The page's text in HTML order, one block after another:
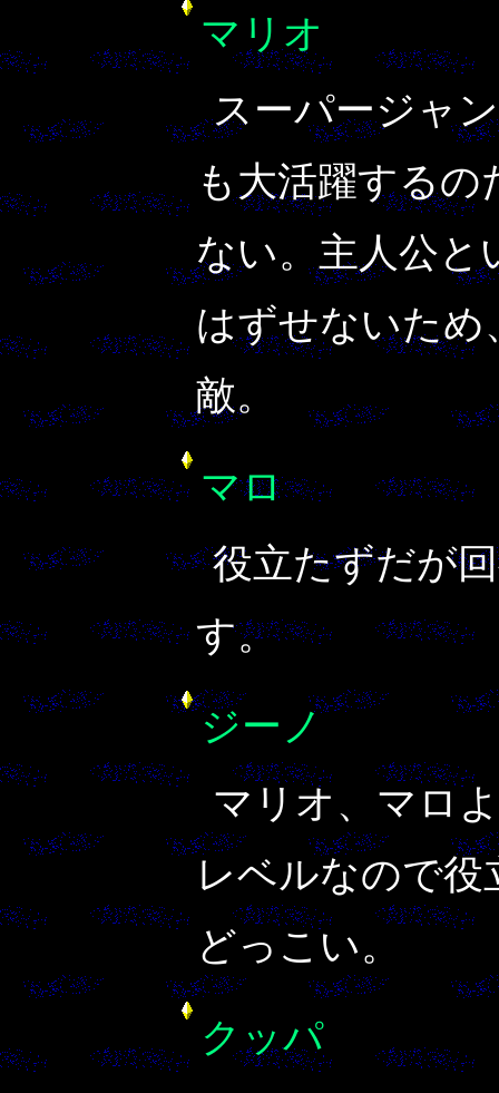
マリオ
スーパージャ
も大活躍する
ない。主人公と
はずせないため
敵。
マロ
役立たずだが
す。
ジーノ
マリオ、マロ
レベルなので
どっこい。
クッパ